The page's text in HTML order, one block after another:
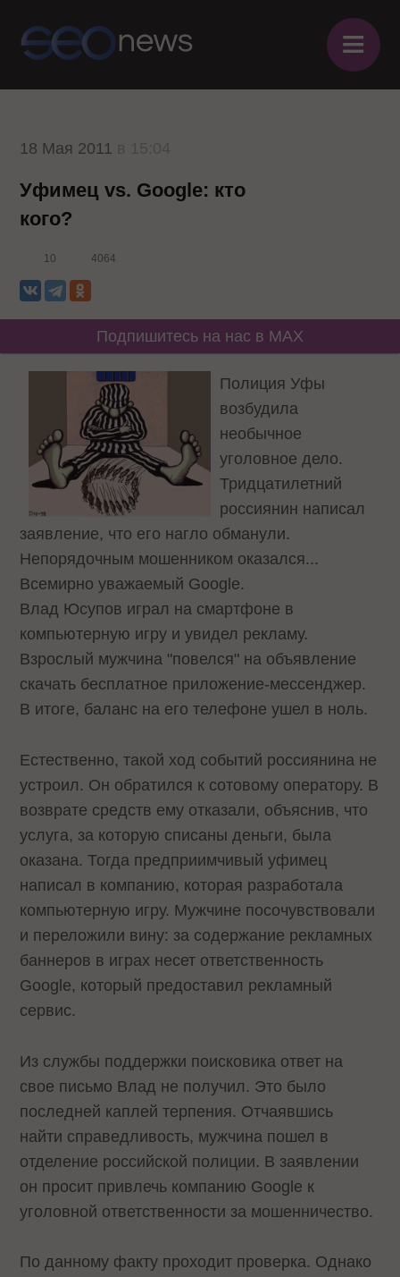
≡
18 Мая 2011
Уфимец vs. Google: кто
кого?
10 4064
Подпишитесь на нас в MAX
Полиция Уфы
возбудила
необычное
уголовное дело.
Тридцатилетний
россиянин написал
заявление, что его нагло обманули.
Непорядочным мошенником оказался...
Всемирно уважаемый Google.
Влад Юсупов играл на смартфоне в
компьютерную игру и увидел рекламу.
Взрослый мужчина "повелся" на объявление
скачать бесплатное приложение-мессенджер.
В итоге, баланс на его телефоне ушел в ноль.
Естественно, такой ход событий россиянина не
устроил. Он обратился к сотовому оператору. В
возврате средств ему отказали, объяснив, что
услуга, за которую списаны деньги, была
оказана. Тогда предприимчивый уфимец
написал в компанию, которая разработала
компьютерную игру. Мужчине посочувствовали
и переложили вину: за содержание рекламных
баннеров в играх несет ответственность
Google, который предоставил рекламный
сервис.
Из службы поддержки поисковика ответ на
свое письмо Влад не получил. Это было
последней каплей терпения. Отчаявшись
найти справедливость, мужчина пошел в
отделение российской полиции. В заявлении
он просит привлечь компанию Google к
уголовной ответственности за мошенничество.
По данному факту проходит проверка. Однако